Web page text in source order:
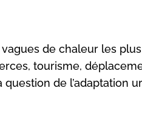
de chaleur les
tourisme,
de l’adaptation